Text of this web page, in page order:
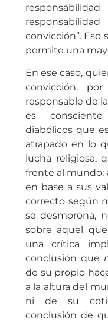
convicción”. Eso
permite una
En ese caso,
convicción,
responsable de
es
diabólicos que
atrapado en lo
lucha religiosa,
frente al mundo;
en base a sus
correcto según
se desmorona,
sobre aquel
una crítica
conclusión que
de su propio
a la altura del
ni de su
conclusión de